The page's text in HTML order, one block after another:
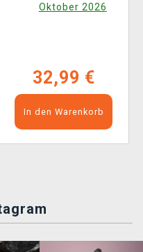
Oktober 2026
32,99 €
In den Warenkorb